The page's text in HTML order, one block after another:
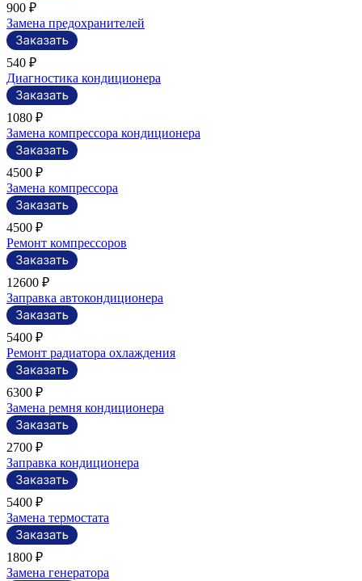
900 ₽
Замена предохранителей
540 ₽
Диагностика кондиционера
1080 ₽
Замена компрессора кондиционера
4500 ₽
Замена компрессора
4500 ₽
Ремонт компрессоров
12600 ₽
Заправка автокондиционера
5400 ₽
Ремонт радиатора охлаждения
6300 ₽
Замена ремня кондиционера
2700 ₽
Заправка кондиционера
5400 ₽
Замена термостата
1800 ₽
Замена генератора